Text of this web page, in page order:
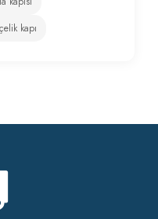
kapı